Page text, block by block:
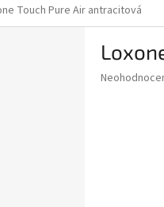
Touch Pure Air antracitová
Průměrné